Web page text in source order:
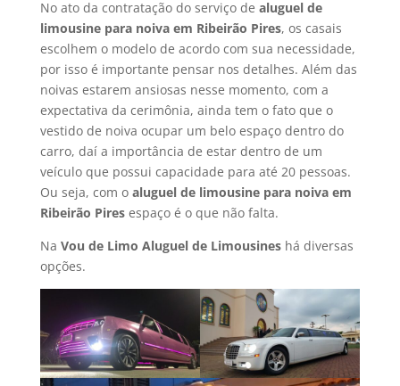
No ato da contratação do serviço de aluguel de
limousine para noiva em Ribeirão Pires, os casais
escolhem o modelo de acordo com sua necessidade,
por isso é importante pensar nos detalhes. Além das
noivas estarem ansiosas nesse momento, com a
expectativa da cerimônia, ainda tem o fato que o
vestido de noiva ocupar um belo espaço dentro do
carro, daí a importância de estar dentro de um
veículo que possui capacidade para até 20 pessoas.
Ou seja, com o aluguel de limousine para noiva em
Ribeirão Pires espaço é o que não falta.
Na Vou de Limo Aluguel de Limousineshá diversas
opções.